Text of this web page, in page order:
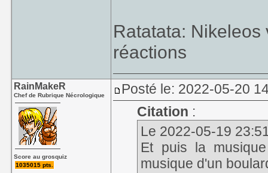
Ratatata:
réactions
RainMakeR
Chef de Rubrique Nécrologique
Score au grosquiz
1035015 pts.
Posté le: 2022-05-20
Citation :
Le 2022-05-19
Et puis la
musique d'un